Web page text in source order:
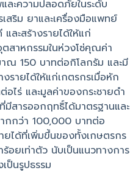
ละความปลอดภัยในระดับ
สริม ยาและเครื่องมือแพทย์
ะสร้างรายได้ให้แก่
สาหกรรมในห่วงโซ่คุณค่า
าณ 150 บาทต่อกิโลกรัม และมี
รายได้ให้แก่เกตรกรเมื่อหัก
ไร่ และมูลค่าของกระชายดำ
มีสารออกฤทธิ์ได้มาตรฐานและ
กกว่า 100,000 บาทต่อ
ได้ที่เพิ่มขึ้นของทั้งเกษตรกร
อยเท่าตัว นับเป็นแนวทางการ
ป็นรูปธรรม